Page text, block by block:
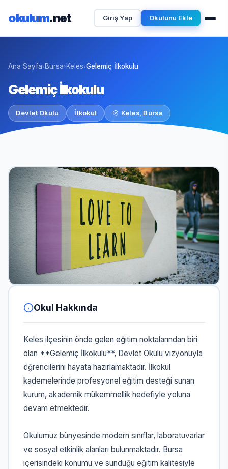
okulum.net Giriş Yap Okulunu Ekle
Ana Sayfa› Bursa› Keles›Gelemiç İlkokulu
Gelemiç İlkokulu
Devlet Okulu İlkokul Keles, Bursa
Okul Hakkında
Keles ilçesinin önde gelen eğitim noktalarından biri
olan **Gelemiç İlkokulu**, Devlet Okulu vizyonuyla
öğrencilerini hayata hazırlamaktadır. İlkokul
kademelerinde profesyonel eğitim desteği sunan
kurum, akademik mükemmellik hedefiyle yoluna
devam etmektedir.
Okulumuz bünyesinde modern sınıflar, laboratuvarlar
ve sosyal etkinlik alanları bulunmaktadır. Bursa
içerisindeki konumu ve sunduğu eğitim kalitesiyle